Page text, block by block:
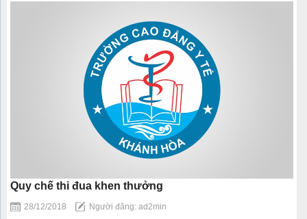
Quy chế thi đua khen thưởng
28/12/2018 Người đăng: ad2min